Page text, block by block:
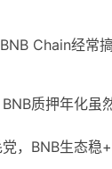
Chain经常
质押年化虽
，BNB生态稳+